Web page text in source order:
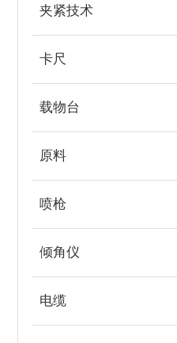
夹紧技术
卡尺
载物台
原料
喷枪
倾角仪
电缆